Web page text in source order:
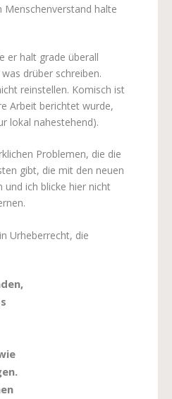
Menschenverstand halte
er halt grade überall
drüber schreiben.
reinstellen. Komisch ist
Arbeit berichtet wurde,
lokal nahestehend).
Problemen, die die
gibt, die mit den neuen
ich blicke hier nicht
Urheberrecht, die